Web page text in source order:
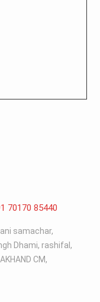
70170 85440
samachar,
Dhami, rashifal ,
CM,